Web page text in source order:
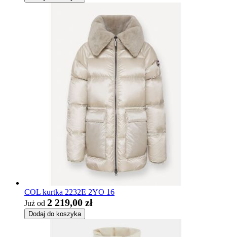
COL kurtka 2232E 2YO 16
Już od 2 219,00 zł
Dodaj do koszyka